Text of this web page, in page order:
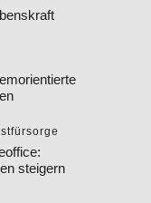
steigern